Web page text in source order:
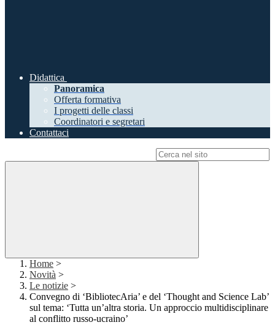
Didattica
Panoramica
Offerta formativa
I progetti delle classi
Coordinatori e segretari
Contattaci
Home >
Novità >
Le notizie >
Convegno di ‘BibliotecAria’ e del ‘Thought and Science Lab’
sul tema: ‘Tutta un’altra storia. Un approccio multidisciplinare
al conflitto russo-ucraino’